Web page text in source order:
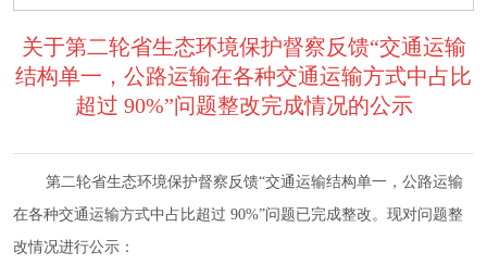
关于第二轮省生态环境保护督察反馈“交通运输
结构单一，公路运输在各种交通运输方式中占比
超过 90%”问题整改完成情况的公示
第二轮省生态环境保护督察反馈“交通运输结构单一，公路运输
在各种交通运输方式中占比超过 90%”问题已完成整改。 现对问题整
改情况进行公示：